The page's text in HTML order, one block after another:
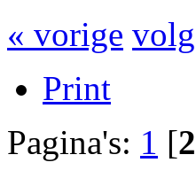
« vorige
Print
Pagina's: 1 [2